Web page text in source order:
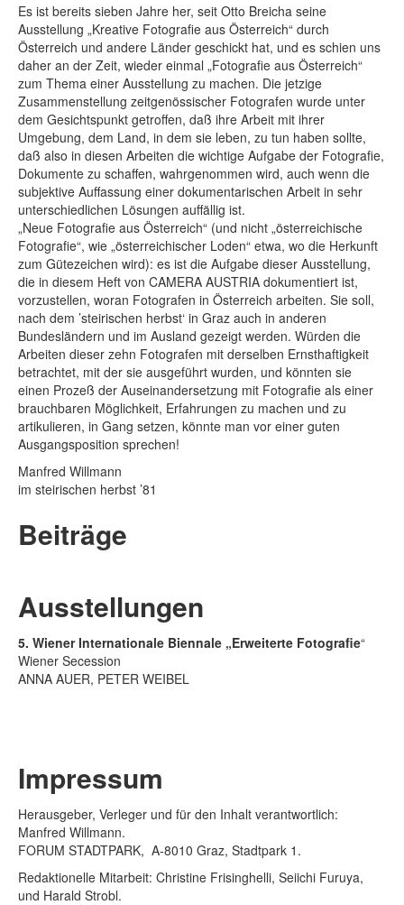
Es ist bereits sieben Jahre her, seit Otto Breicha seine
Ausstellung „Kreative Fotografie aus Österreich“ durch
Österreich und andere Länder geschickt hat, und es schien uns
daher an der Zeit, wieder einmal „Fotografie aus Österreich“
zum Thema einer Ausstellung zu machen. Die jetzige
Zusammenstellung zeitgenössischer Fotografen wurde unter
dem Gesichtspunkt getroffen, daß ihre Arbeit mit ihrer
Umgebung, dem Land, in dem sie leben, zu tun haben sollte,
daß also in diesen Arbeiten die wichtige Aufgabe der Fotografie,
Dokumente zu schaffen, wahrgenommen wird, auch wenn die
subjektive Auffassung einer dokumentarischen Arbeit in sehr
unterschiedlichen Lösungen auffällig ist.
„Neue Fotografie aus Österreich“ (und nicht „österreichische
Fotografie“, wie „österreichischer Loden“ etwa, wo die Herkunft
zum Gütezeichen wird): es ist die Aufgabe dieser Ausstellung,
die in diesem Heft von CAMERA AUSTRIA dokumentiert ist,
vorzustellen, woran Fotografen in Österreich arbeiten. Sie soll,
nach dem ’steirischen herbst‘ in Graz auch in anderen
Bundesländern und im Ausland gezeigt werden. Würden die
Arbeiten dieser zehn Fotografen mit derselben Ernsthaftigkeit
betrachtet, mit der sie ausgeführt wurden, und könnten sie
einen Prozeß der Auseinandersetzung mit Fotografie als einer
brauchbaren Möglichkeit, Erfahrungen zu machen und zu
artikulieren, in Gang setzen, könnte man vor einer guten
Ausgangsposition sprechen!
Manfred Willmann
im steirischen herbst ’81
Beiträge
Ausstellungen
5. Wiener Internationale Biennale „Erweiterte Fotografie“
Wiener Secession
ANNA AUER, PETER WEIBEL
Impressum
Herausgeber, Verleger und für den Inhalt verantwortlich:
Manfred Willmann.
FORUM STADTPARK, A-8010 Graz, Stadtpark 1.
Redaktionelle Mitarbeit: Christine Frisinghelli, Seiichi Furuya,
und Harald Strobl.